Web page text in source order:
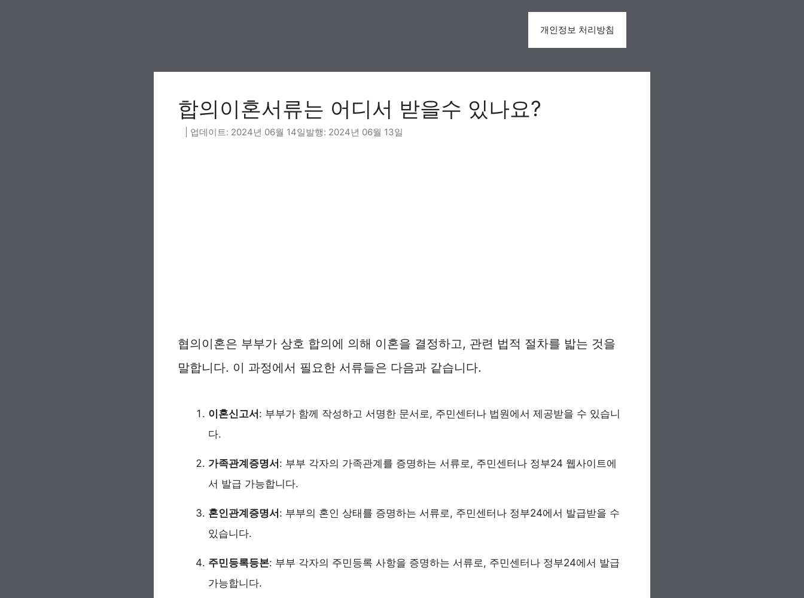
개인정보 처리방침
합의이혼서류는 어디서 받을수 있나요?
2024년 06월 14일 2024년 06월 13일
협의이혼은 부부가 상호 합의에 의해 이혼을 결정하고, 관련 법적 절차를 밟는 것을
말합니다. 이 과정에서 필요한 서류들은 다음과 같습니다.
이혼신고서 : 부부가 함께 작성하고 서명한 문서로, 주민센터나 법원에서 제공받을 수 있습니
다.
가족관계증명서 : 부부 각자의 가족관계를 증명하는 서류로, 주민센터나 정부24 웹사이트에
서 발급 가능합니다.
혼인관계증명서 : 부부의 혼인 상태를 증명하는 서류로, 주민센터나 정부24에서 발급받을 수
있습니다.
주민등록등본: 부부 각자의 주민등록 사항을 증명하는 서류로, 주민센터나 정부24에서 발급
가능합니다.